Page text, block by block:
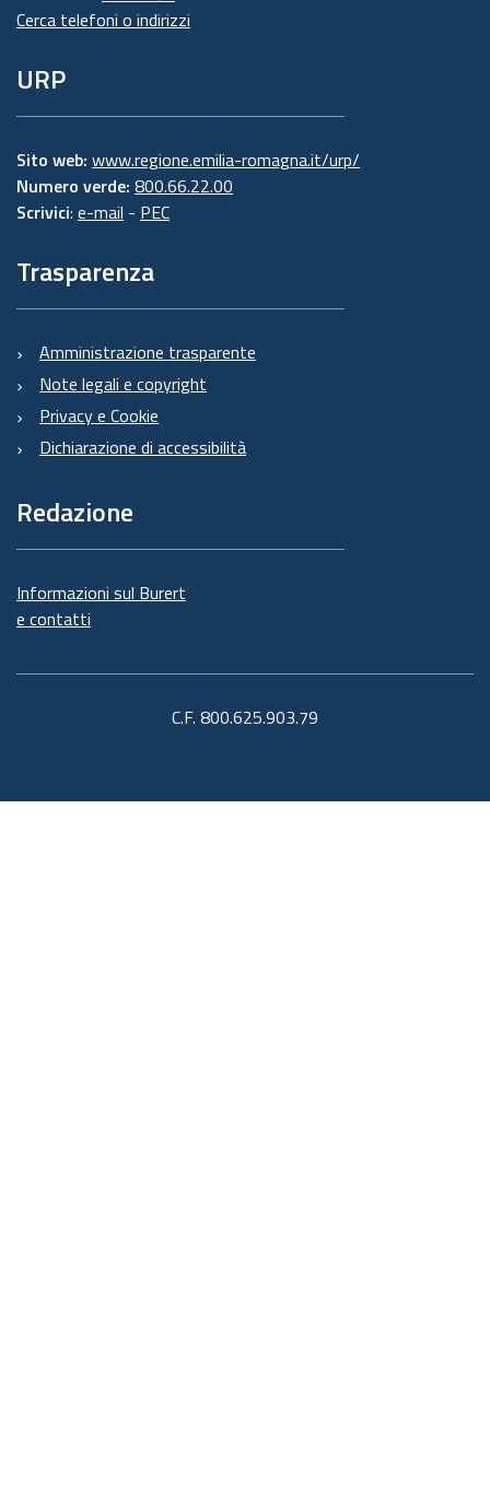
Cerca telefoni o indirizzi
URP
Sito web: www.regione.emilia-romagna.it/urp/
Numero verde: 800.66.22.00
Scrivici: e-mail - PEC
Trasparenza
Amministrazione trasparente
Note legali e copyright
Privacy e Cookie
Dichiarazione di accessibilità
Redazione
Informazioni sul Burert
e contatti
C.F. 800.625.903.79